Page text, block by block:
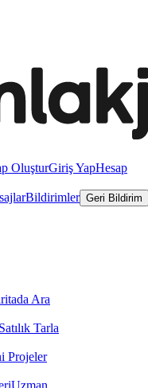
OluşturGiriş YapHesap
Bildirimler Geri Bildirim
Ara
Satılık Tarla
Projeler
Uzman